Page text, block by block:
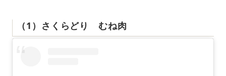
（1）さくらどり むね肉